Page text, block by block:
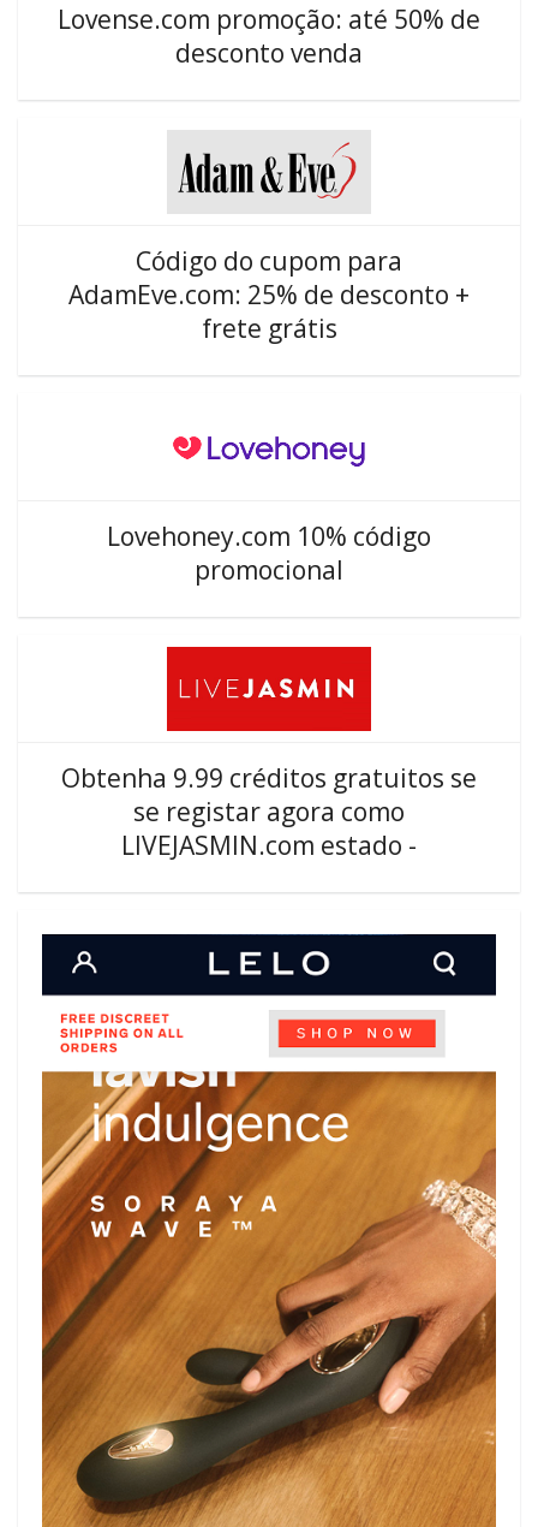
Lovense.com promoção: até 50% de
desconto venda
Código do cupom para
AdamEve.com: 25% de desconto +
frete grátis
Lovehoney.com 10% código
promocional
Obtenha 9.99 créditos gratuitos se
se registar agora como
LIVEJASMIN.com estado -